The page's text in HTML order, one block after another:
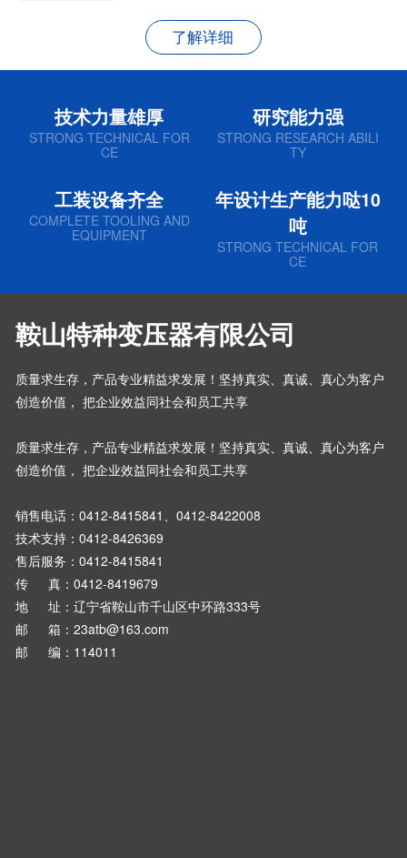
了解详细
技术力量雄厚
STRONG TECHNICAL FOR
CE
研究能力强
STRONG RESEARCH ABILI
TY
工装设备齐全
COMPLETE TOOLING AND
EQUIPMENT
年设计生产能力哒10
吨
STRONG TECHNICAL FOR
CE
鞍山特种变压器有限公司
质量求生存，产品专业精益求发展！坚持真实、真诚、真心为客户
创造价值， 把企业效益同社会和员工共享
质量求生存，产品专业精益求发展！坚持真实、真诚、真心为客户
创造价值， 把企业效益同社会和员工共享
销售电话： 0412-8415841、0412-8422008
技术支持：0412-8426369
售后服务：0412-8415841
传 真：0412-8419679
地 址：辽宁省鞍山市千山区中环路333号
邮 箱：23atb@163.com
邮 编：114011